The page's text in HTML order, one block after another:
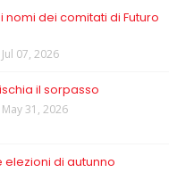
nomi dei comitati di Futuro
Jul 07, 2026
il sorpasso
May 31, 2026
di autunno